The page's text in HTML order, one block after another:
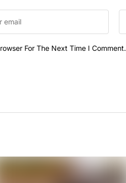
For The Next Time I Comment.